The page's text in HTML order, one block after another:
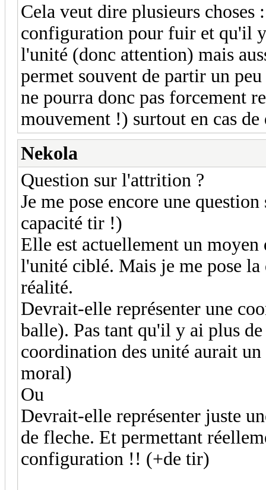
Cela veut dire plusieurs choses
configuration pour fuir et qu'il y
l'unité (donc attention) mais
permet souvent de partir un
ne pourra donc pas forcement
mouvement !) surtout en cas
Nekola
Question sur l'attrition ?
Je me pose encore une
capacité tir !)
Elle est actuellement un moyen
l'unité ciblé. Mais je me pose la
réalité.
Devrait-elle représenter une
balle). Pas tant qu'il y ai plus
coordination des unité aurait
moral)
Ou
Devrait-elle représenter juste
de fleche. Et permettant
configuration !! (+de tir)